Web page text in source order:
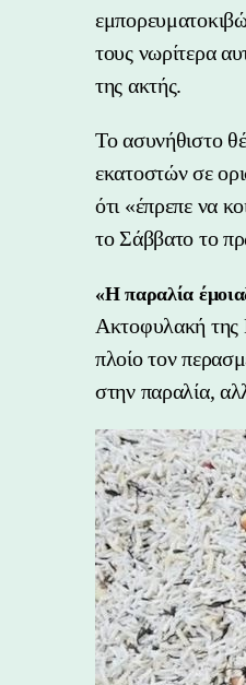
τους νωρίτερα
της ακτής.
Το ασυνήθιστο
εκατοστών σε
ότι «έπρεπε να
το Σάββατο το
«Η παραλία
Ακτοφυλακή της
πλοίο τον
στην παραλία,